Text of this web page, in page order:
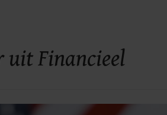
uit Financieel